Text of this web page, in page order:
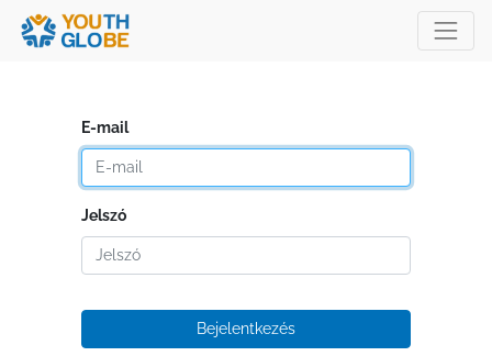
E-mail
Jelszó
Bejelentkezés